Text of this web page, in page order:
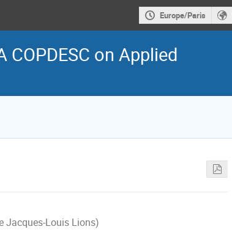
Europe/Paris
on Applied
Jacques-Louis Lions)